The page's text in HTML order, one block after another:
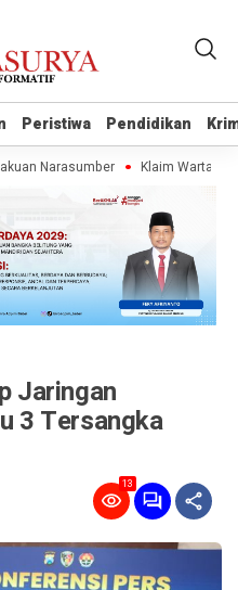
Peristiwa Pendidikan
Peristiwa Pendidikan
Narasumber Klaim Wartawan
Jaringan
3 Tersangka
13